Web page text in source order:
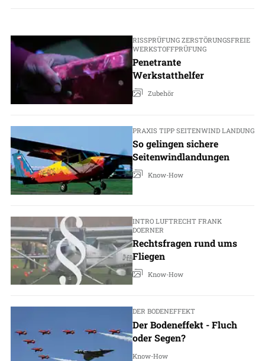
RISSPRÜFUNG ZERSTÖRUNGSFREIE
WERKSTOFFPRÜFUNG
Penetrante
Werkstatthelfer
Zubehör
PRAXIS TIPP SEITENWIND LANDUNG
So gelingen sichere
Seitenwindlandungen
Know-How
INTRO LUFTRECHT FRANK
DOERNER
Rechtsfragen rund ums
Fliegen
Know-How
DER BODENEFFEKT
Der Bodeneffekt - Fluch
oder Segen?
Know-How